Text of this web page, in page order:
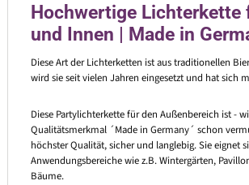
Hochwertige Lichterkette
und Innen | Made in
Diese Art der Lichterketten ist aus traditionellen
wird sie seit vielen Jahren eingesetzt und hat sich
Diese Partylichterkette für den Außenbereich ist -
Qualitätsmerkmal ´Made in Germany´ schon
höchster Qualität, sicher und langlebig. Sie eignet
Anwendungsbereiche wie z.B. Wintergärten,
Bäume.